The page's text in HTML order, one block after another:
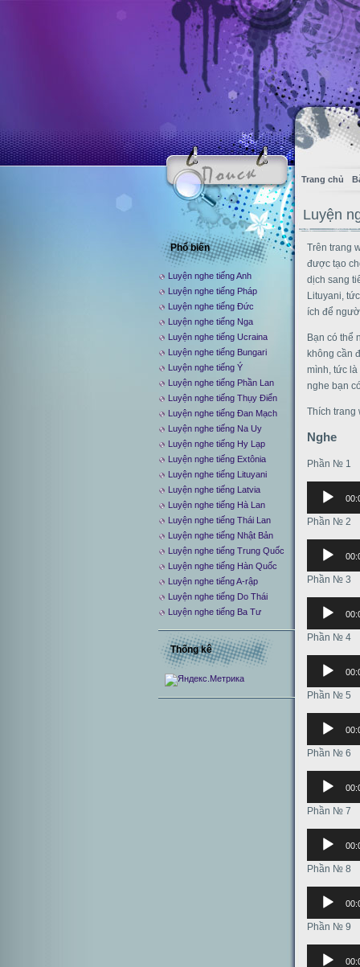
Trang chủ
Luyện
Trên trang
được tạo
dịch sang
Lituyani,
ích để
Bạn có thể
không cần
mình, tức
nghe bạn
Thích trang
Nghe
Phần № 1
Аудиоплеер
Phần № 2
Аудиоплеер
Phần № 3
Аудиоплеер
Phần № 4
Аудиоплеер
Phần № 5
Аудиоплеер
Phần № 6
Аудиоплеер
Phần № 7
Аудиоплеер
Phần № 8
Аудиоплеер
Phần № 9
Аудиоплеер
Phổ biến
Luyện nghe tiếng Anh
Luyện nghe tiếng Pháp
Luyện nghe tiếng Đức
Luyện nghe tiếng Nga
Luyện nghe tiếng Ucraina
Luyện nghe tiếng Bungari
Luyện nghe tiếng Ý
Luyện nghe tiếng Phần Lan
Luyện nghe tiếng Thụy Điển
Luyện nghe tiếng Đan Mạch
Luyện nghe tiếng Na Uy
Luyện nghe tiếng Hy Lạp
Luyện nghe tiếng Extônia
Luyện nghe tiếng Lituyani
Luyện nghe tiếng Latvia
Luyện nghe tiếng Hà Lan
Luyện nghe tiếng Thái Lan
Luyện nghe tiếng Nhật Bản
Luyện nghe tiếng Trung Quốc
Luyện nghe tiếng Hàn Quốc
Luyện nghe tiếng A-rập
Luyện nghe tiếng Do Thái
Luyện nghe tiếng Ba Tư
Thống kê